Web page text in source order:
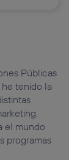
Públicas
tenido la
el mundo
programas